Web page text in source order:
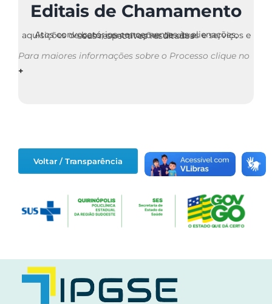
Editais de Chamamento
Atos convocatórios concernentes às alienações, aquisições de bens, contratações de obras e serviços e seus respectivos resultados
Para maiores informações sobre o Processo clique no
+
Voltar / Transparência